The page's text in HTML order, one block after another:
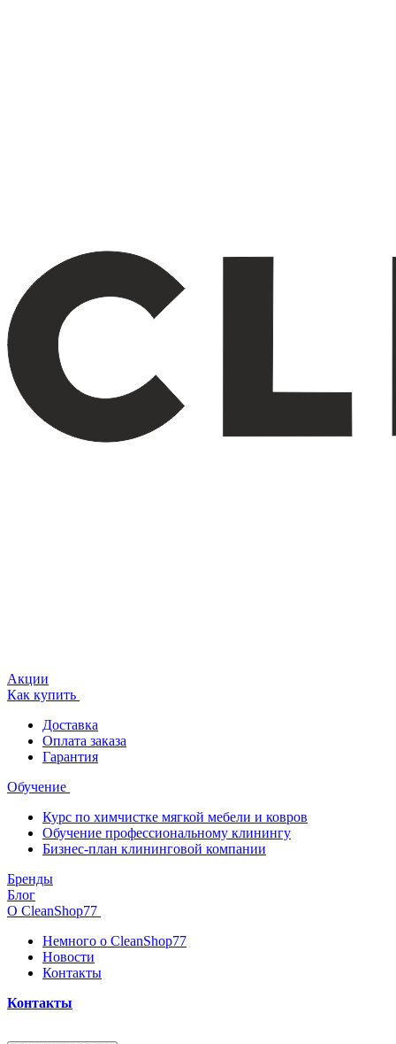
Акции
Как купить
Доставка
Оплата заказа
Гарантия
Обучение
Курс по химчистке мягкой мебели и ковров
Обучение профессиональному клинингу
Бизнес-план клининговой компании
Бренды
Блог
О CleanShop77
Немного о CleanShop77
Новости
Контакты
Контакты